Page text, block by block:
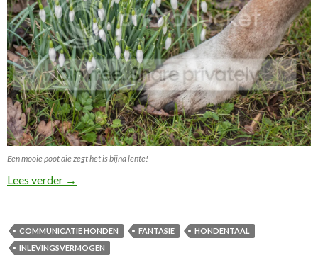
Een mooie poot die zegt het is bijna lente!
Lees verder Echt luisteren naar je hond?
→
COMMUNICATIE HONDEN FANTASIE
HONDENTAAL
INLEVINGSVERMOGEN